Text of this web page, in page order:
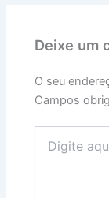
Deixe um
O seu
Campos
aqui...